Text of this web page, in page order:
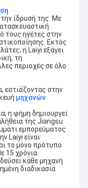
ίδρυσή της. Με
τους ηγέτες στην
Εκτός
η Laiyi εξάγει
τη
περιοχές σε όλο
εστιάζοντας στην
μηχανών
η φήμη δημιουργεί
της Jiangsu
εμπορεύματος
Laiyi είναι
το μόνο πρότυπο
15 χρόνια
κάθε μηχανή
διαδικασία